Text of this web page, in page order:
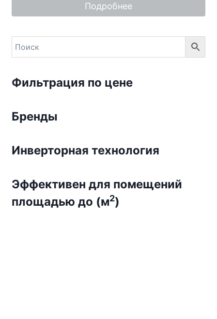
Подробнее
Фильтрация по цене
Бренды
Инверторная технология
Эффективен для помещений
площадью до (м2)